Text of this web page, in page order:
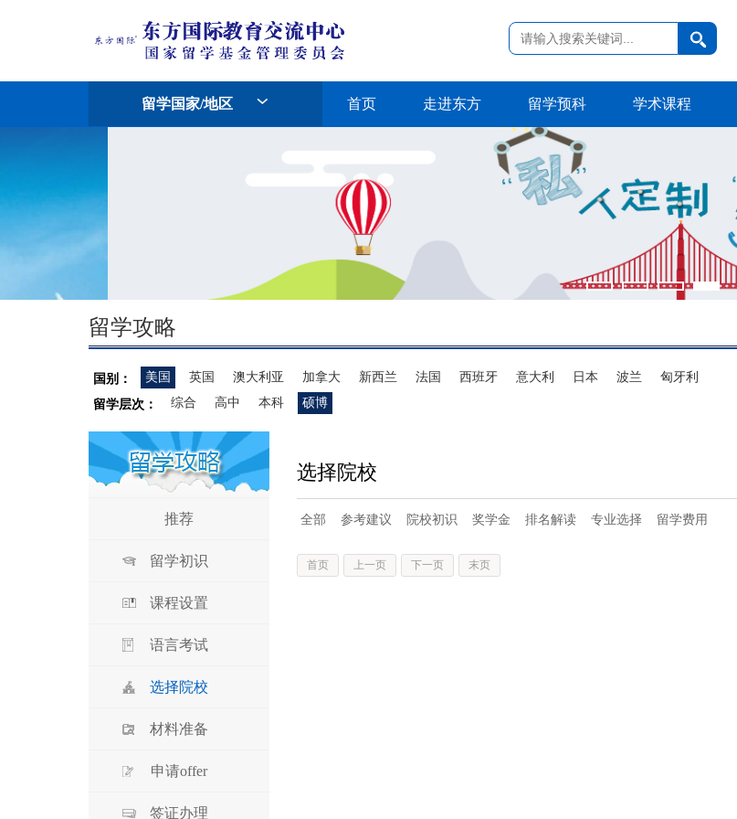
留学国家/地区 首页 走进东方 留学预科 学术课程
留学攻略
国别： 美国 英国 澳大利亚 加拿大 新西兰 法国 西班牙 意大利 日本 波兰
匈牙利
留学层次：
综合 高中 本科 硕博
推荐
留学初识
课程设置
语言考试
选择院校
材料准备
申请offer
签证办理
选择院校
全部 参考建议 院校初识 奖学金 排名解读 专业选择 留学费用
末页
下一页
上一页
首页